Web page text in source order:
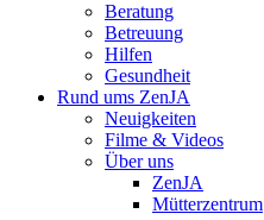
Beratung
Betreuung
Hilfen
Gesundheit
Rund ums ZenJA
Neuigkeiten
Filme & Videos
Über uns
ZenJA
Mütterzentrum